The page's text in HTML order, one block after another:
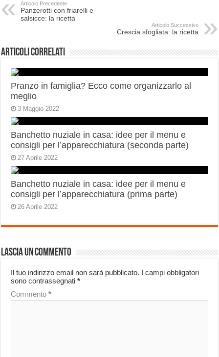
Articolo Precedente
Panzerotti con friarelli e
salsicce: la ricetta
Articolo Successivo
Crescia sfogliata: la ricetta
Articoli correlati
Pranzo in famiglia? Ecco come organizzarlo al
meglio
3 Maggio 2022
Banchetto nuziale in casa: idee per il menu e
consigli per l’apparecchiatura (seconda parte)
27 Aprile 2022
Banchetto nuziale in casa: idee per il menu e
consigli per l’apparecchiatura (prima parte)
26 Aprile 2022
Lascia un commento
Il tuo indirizzo email non sarà pubblicato. I campi obbligatori
sono contrassegnati*
Commento*